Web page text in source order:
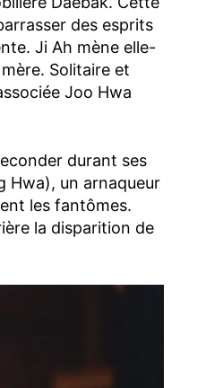
des esprits
Ji Ah mène elle-
Solitaire et
Joo Hwa
durant ses
Hwa), un arnaqueur
les fantômes.
la disparition de